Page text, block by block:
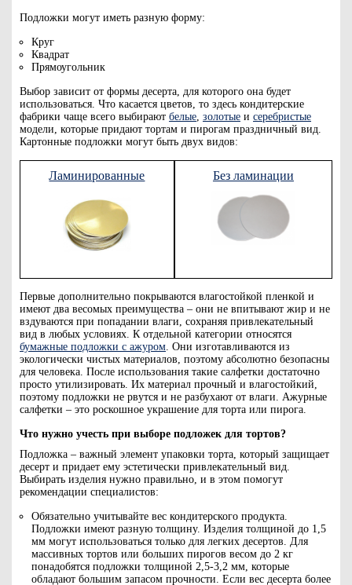
Подложки могут иметь разную форму:
Круг
Квадрат
Прямоугольник
Выбор зависит от формы десерта, для которого она будет
использоваться. Что касается цветов, то здесь кондитерские
фабрики чаще всего выбирают белые, золотые и серебристые
модели, которые придают тортам и пирогам праздничный вид.
Картонные подложки могут быть двух видов:
Ламинированные Без ламинации
Первые дополнительно покрываются влагостойкой пленкой и
имеют два весомых преимущества – они не впитывают жир и не
вздуваются при попадании влаги, сохраняя привлекательный
вид в любых условиях. К отдельной категории относятся
бумажные подложки с ажуром. Они изготавливаются из
экологически чистых материалов, поэтому абсолютно безопасны
для человека. После использования такие салфетки достаточно
просто утилизировать. Их материал прочный и влагостойкий,
поэтому подложки не рвутся и не разбухают от влаги. Ажурные
салфетки – это роскошное украшение для торта или пирога.
Что нужно учесть при выборе подложек для тортов?
Подложка – важный элемент упаковки торта, который защищает
десерт и придает ему эстетически привлекательный вид.
Выбирать изделия нужно правильно, и в этом помогут
рекомендации специалистов:
Обязательно учитывайте вес кондитерского продукта.
Подложки имеют разную толщину. Изделия толщиной до 1,5
мм могут использоваться только для легких десертов. Для
массивных тортов или больших пирогов весом до 2 кг
понадобятся подложки толщиной 2,5-3,2 мм, которые
обладают большим запасом прочности. Если вес десерта более